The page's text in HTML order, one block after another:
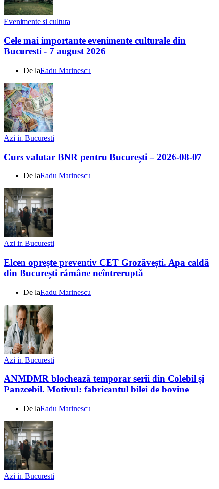
Evenimente si cultura
Cele mai importante evenimente culturale din
Bucuresti - 7 august 2026
De laRadu Marinescu
Azi in Bucuresti
Curs valutar BNR pentru București – 2026-08-07
De laRadu Marinescu
Azi in Bucuresti
Elcen oprește preventiv CET Grozăvești. Apa caldă
din București rămâne neîntreruptă
De laRadu Marinescu
Azi in Bucuresti
ANMDMR blochează temporar serii din Colebil și
Panzcebil. Motivul: fabricantul bilei de bovine
De laRadu Marinescu
Azi in Bucuresti